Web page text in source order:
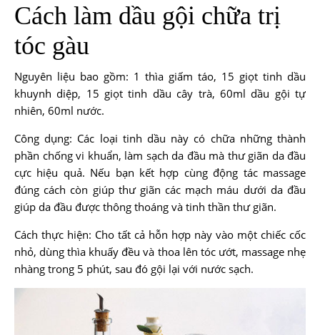
Cách làm dầu gội chữa trị
tóc gàu
Nguyên liệu bao gồm: 1 thìa giấm táo, 15 giọt tinh dầu
khuynh diệp, 15 giọt tinh dầu cây trà, 60ml dầu gội tự
nhiên, 60ml nước.
Công dụng: Các loại tinh dầu này có chữa những thành
phần chống vi khuẩn, làm sạch da đầu mà thư giãn da đầu
cực hiệu quả. Nếu bạn kết hợp cùng động tác massage
đúng cách còn giúp thư giãn các mạch máu dưới da đầu
giúp da đầu được thông thoáng và tinh thần thư giãn.
Cách thực hiện: Cho tất cả hỗn hợp này vào một chiếc cốc
nhỏ, dùng thìa khuấy đều và thoa lên tóc ướt, massage nhẹ
nhàng trong 5 phút, sau đó gội lại với nước sạch.